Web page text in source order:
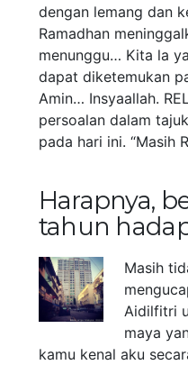
dengan lemang dan
Ramadhan
menunggu… Kita la
dapat diketemukan
Amin… Insyaallah.
persoalan dalam
pada hari ini. “Masih
Harapnya,
tahun
Masih
Aidilfitri
maya
kamu kenal aku